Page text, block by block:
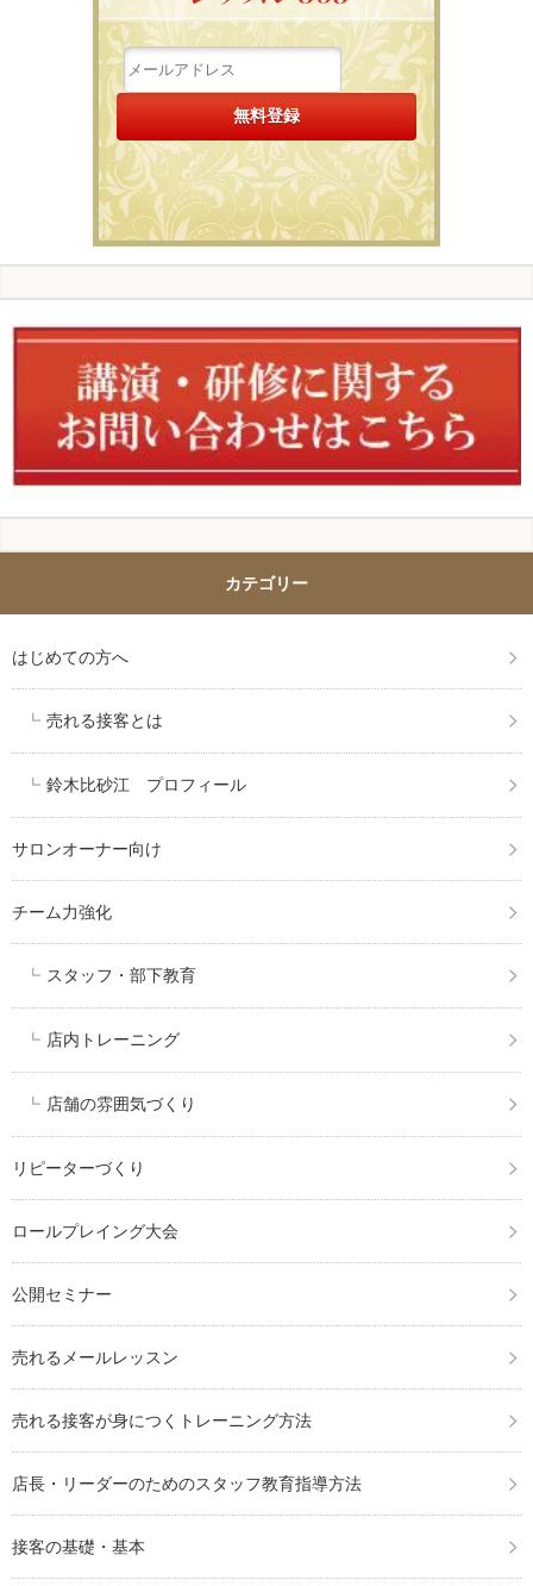
カテゴリー
はじめての方へ
売れる接客とは
鈴木比砂江 プロフィール
サロンオーナー向け
チーム力強化
スタッフ・部下教育
店内トレーニング
店舗の雰囲気づくり
リピーターづくり
ロールプレイング大会
公開セミナー
売れるメールレッスン
売れる接客が身につくトレーニング方法
店長・リーダーのためのスタッフ教育指導方法
接客の基礎・基本